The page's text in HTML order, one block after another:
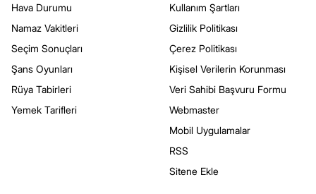
Hava Durumu
Namaz Vakitleri
Seçim Sonuçları
Şans Oyunları
Rüya Tabirleri
Yemek Tarifleri
Kullanım Şartları
Gizlilik Politikası
Çerez Politikası
Kişisel Verilerin Korunması
Veri Sahibi Başvuru Formu
Webmaster
Mobil Uygulamalar
RSS
Sitene Ekle